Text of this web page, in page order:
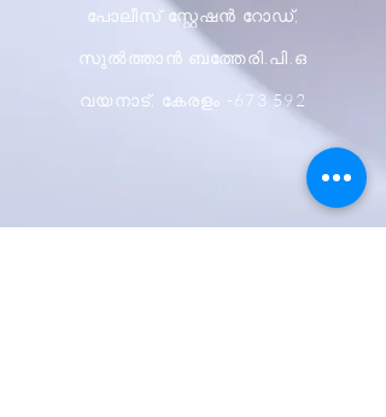
പോലീസ് സ്റ്റേഷൻ റോഡ്,
സുൽത്താൻ ബത്തേരി.പി.ഒ
വയനാട്, കേരളം -673 592